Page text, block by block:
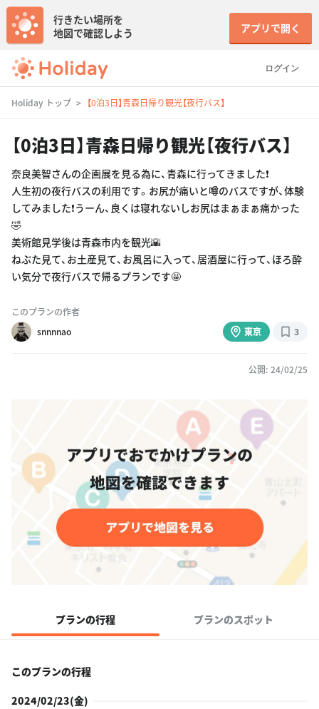
ログイン
行きたい場所を
地図で確認しよう
アプリで開く
Holiday トップ 【0泊3日】青森日帰り観光【夜行バス】
【0泊3日】青森日帰り観光【夜行バス】
奈良美智さんの企画展を見る為に、青森に行ってきました❗️
人生初の夜行バスの利用です。お尻が痛いと噂のバスですが、体験
してみました❗️うーん、良くは寝れないしお尻はまぁまぁ痛かった
🤣
美術館見学後は青森市内を観光🌇
ねぶた見て、お土産見て、お風呂に入って、居酒屋に行って、ほろ酔
い気分で夜行バスで帰るプランです🤩
このプランの作者
snnnnao
東京 3
公開: 24/02/25
プランの行程 プランのスポット
このプランの行程
2024/02/23(金)